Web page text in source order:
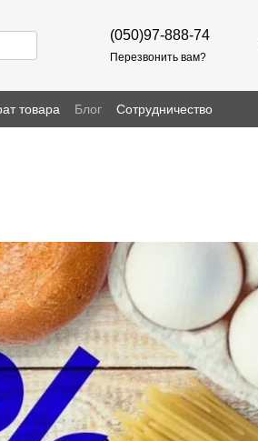
(050)97-888-74
Перезвонить вам?
товара Блог Сотрудничество